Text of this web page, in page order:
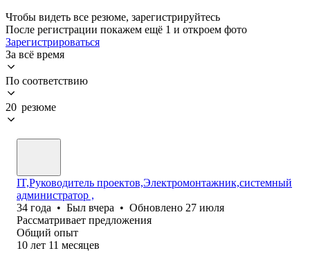
Чтобы видеть все резюме, зарегистрируйтесь
После регистрации покажем ещё 1 и откроем фото
Зарегистрироваться
За всё время
По соответствию
20 резюме
IT,Руководитель проектов,Электромонтажник,системный
администратор ,
34 года • Был вчера • Обновлено 27 июля
Рассматривает предложения
Общий опыт
10 лет 11 месяцев